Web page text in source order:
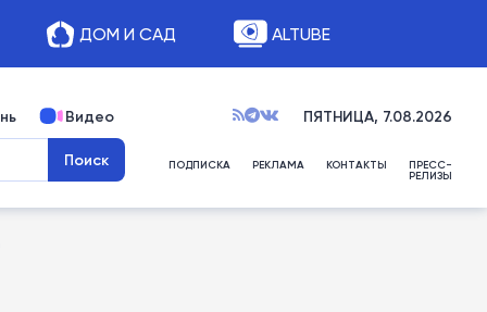
ДОМ И САД ALTUBE
Видео ПЯТНИЦА, 7.08.2026
ПОДПИСКА РЕКЛАМА КОНТАКТЫ ПРЕСС-
РЕЛИЗЫ